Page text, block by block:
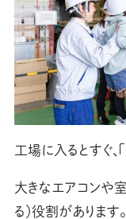
工場に入るとすぐ、
大きなエアコンや
る）役割があります。